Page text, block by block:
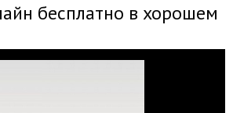
бесплатно в хорошем